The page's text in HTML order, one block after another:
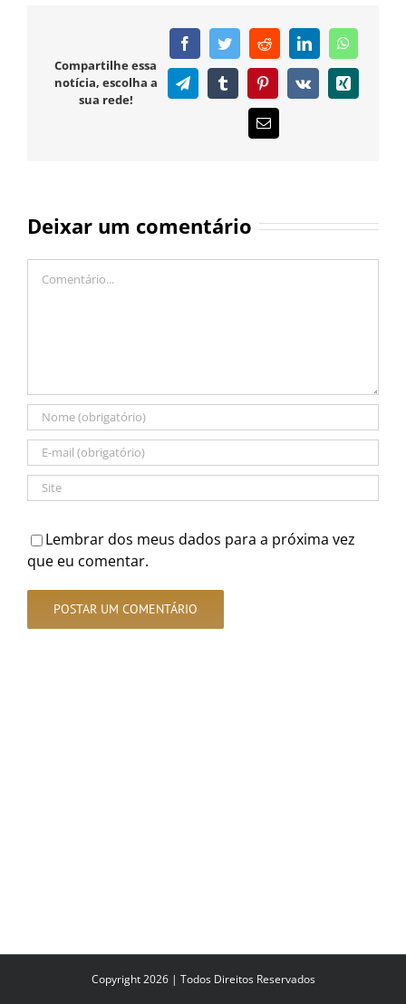
Compartilhe essa
notícia, escolha a
sua rede!
FacebookTwitterRedditLinkedIn
TelegramTumblr PinterestVk Xing
E-
mail
Deixar um comentário
Lembrar dos meus dados para a próxima vez
que eu comentar.
Copyright 2026 | Todos Direitos Reservados